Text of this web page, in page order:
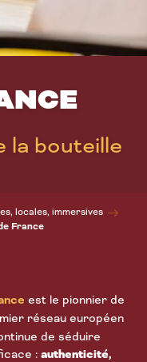
la bouteille
locales, immersives
France
est le pionnier de
réseau européen
de séduire
: authenticité,